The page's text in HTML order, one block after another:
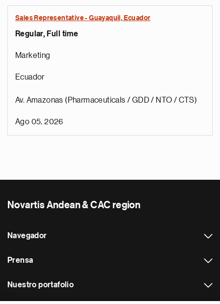
Sales Representative - Guayaquil, Ecuador
Regular, Full time
Marketing
Ecuador
Av. Amazonas (Pharmaceuticals / GDD / NTO / CTS)
Ago 05, 2026
Novartis Andean & CAC region
Navegador
Prensa
Nuestro portafolio